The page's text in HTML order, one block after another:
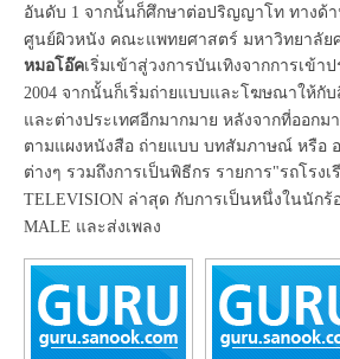
อันดับ 1 จากนั้นก็ศึกษาต่อปริญญาโท ทางด้
ศูนย์ผิวหนัง คณะแพทยศาสตร์ มหาวิทยาลั
หมอโอ๊คเริ่มเข้าสู่วงการบันเทิงจากการเข้า
2004 จากนั้นก็เริ่มถ่ายแบบและโฆษณาให้กั
และต่างประเทศอีกมากมาย หลังจากที่ออกม
ตามแผงหนังสือ ถ่ายแบบ บทสัมภาษณ์ หรือ
ต่างๆ รวมถึงการเป็นพิธีกร รายการ"รถโรงเ
TELEVISION ล่าสุด กับการเป็นหนึ่งในนักร้
MALE และส่งเพลง